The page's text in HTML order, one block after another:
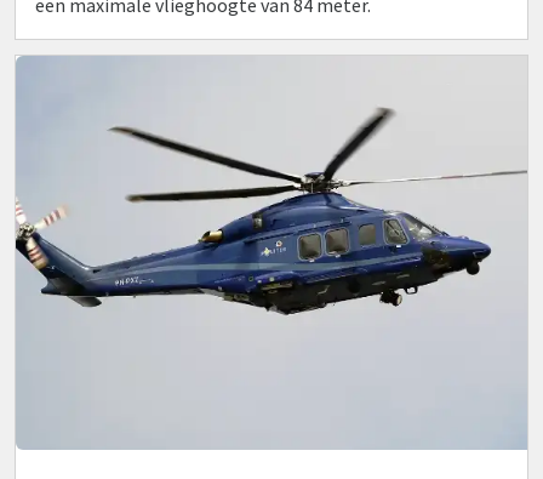
een maximale vlieghoogte van 84 meter.